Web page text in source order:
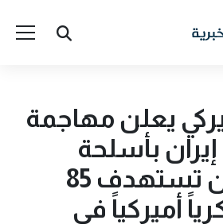
يعلن مهاجمة
إيران بأسلحة
دقيقة وايران تستهدف 85
أميركياً في